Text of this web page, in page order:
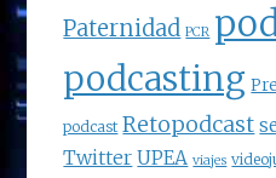
Paternidad PCR
podcasting
podcast Retopodcast
Twitter UPEA viajes